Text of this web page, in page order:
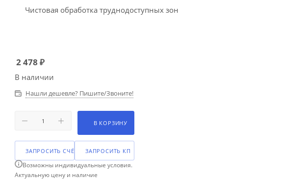
Чистовая обработка труднодоступных зон
2 478 ₽
В наличии
Нашли дешевле? Пишите/Звоните!
В КОРЗИНУ
ЗАПРОСИТЬ СЧЁТ ЗАПРОСИТЬ КП
Возможны индивидуальные условия.
Актуальную цену и наличие